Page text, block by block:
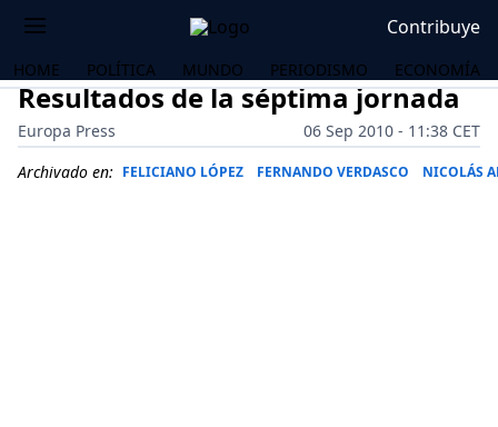
Contribuye
HOME POLÍTICA MUNDO PERIODISMO ECONOMÍA
Resultados de la séptima jornada
Europa Press
06 Sep 2010 - 11:38 CET
Archivado en: FELICIANO LÓPEZ FERNANDO VERDASCO NICOLÁS